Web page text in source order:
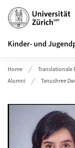
Header
Kinder- und
Home Translationale
Alumni
Tanushree